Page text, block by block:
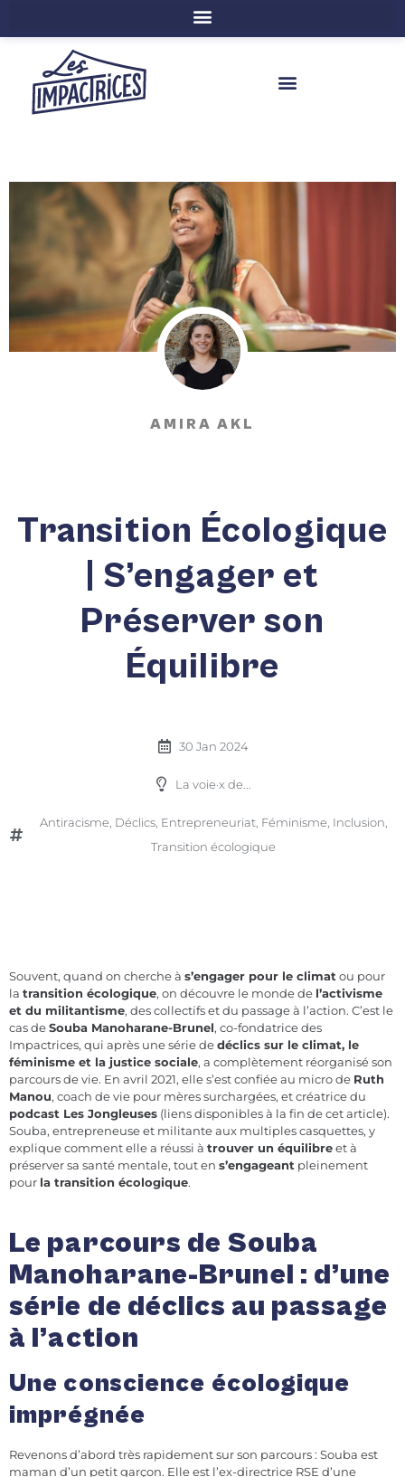
LE PRINTEMPS DES IMPACTRICES
NOS RESSOURCES
NOS FORMATIONS & ATELIERS
À PROPOS
AMIRA AKL
Transition Écologique
| S’engager et
Préserver son
Équilibre
30 Jan 2024
La voie·x de...
Antiracisme Déclics, Entrepreneuriat, Féminisme Inclusion
Transition écologique
Souvent, quand on cherche à s’engager pour le climat ou pour
la transition écologique, on découvre le monde de l’activisme
et du militantisme, des collectifs et du passage à l’action. C’est le
cas deSouba Manoharane-Brunel, co-fondatrice des
Impactrices, qui après une série dedéclics sur le climat, le
féminisme et la justice sociale, a complètement réorganisé son
parcours de vie. En avril 2021, elle s’est confiée au micro de Ruth
Manou, coach de vie pour mères surchargées, et créatrice du
podcast Les Jongleuses (liens disponibles à la fin de cet article).
Souba, entrepreneuse et militante aux multiples casquettes, y
explique comment elle a réussi à trouver un équilibreet à
préserver sa santé mentale, tout en s’engageant pleinement
pour la transition écologique.
Le parcours de Souba
Manoharane-Brunel : d’une
série de déclics au passage
à l’action
Une conscience écologique
imprégnée
Revenons d’abord très rapidement sur son parcours : Souba est
maman d’un petit garçon. Elle est l’ex-directrice RSE d’une